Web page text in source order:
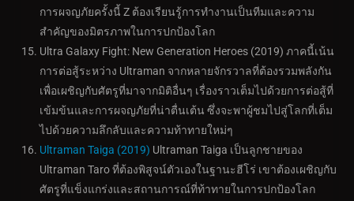
การผจญภัยครั้งนี้ Z ต้องเรียนรู้การทำงานเป็นทีมและความ
สำคัญของมิตรภาพในการปกป้องโลก
Ultra Galaxy Fight: New Generation Heroes (2019) ภาคนี้เน้น
การต่อสู้ระหว่าง Ultraman จากหลายจักรวาลที่ต้องรวมพลังกัน
เพื่อเผชิญกับศัตรูที่มาจากมิติอื่นๆ เรื่องราวเต็มไปด้วยการต่อสู้ที่
เข้มข้นและการผจญภัยที่น่าตื่นเต้น ซึ่งจะพาผู้ชมไปสู่โลกที่เต็ม
ไปด้วยความลึกลับและความท้าทายใหม่ๆ
Ultraman Taiga (2019) Ultraman Taiga เป็นลูกชายของ
Ultraman Taro ที่ต้องพิสูจน์ตัวเองในฐานะฮีโร่ เขาต้องเผชิญกับ
ศัตรูที่แข็งแกร่งและสถานการณ์ที่ท้าทายในการปกป้องโลก